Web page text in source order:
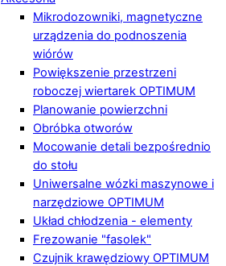
Mikrodozowniki, magnetyczne
urządzenia do podnoszenia
wiórów
Powiększenie przestrzeni
roboczej wiertarek OPTIMUM
Planowanie powierzchni
Obróbka otworów
Mocowanie detali bezpośrednio
do stołu
Uniwersalne wózki maszynowe i
narzędziowe OPTIMUM
Układ chłodzenia - elementy
Frezowanie "fasolek"
Czujnik krawędziowy OPTIMUM